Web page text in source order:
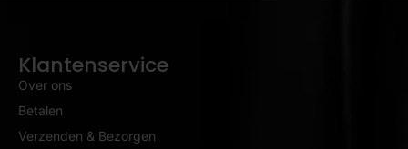
Klantenservice
Over ons
Betalen
Verzenden & Bezorgen